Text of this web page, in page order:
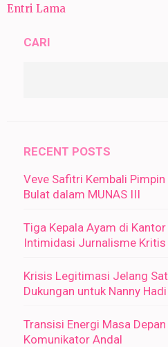
Entri Lama
CARI
RECENT POSTS
Veve Safitri Kembali Pimpin
Bulat dalam MUNAS III
Tiga Kepala Ayam di
Intimidasi Jurnalisme Kritis
Krisis Legitimasi Jelang
Dukungan untuk Nanny
Transisi Energi Masa
Komunikator Andal